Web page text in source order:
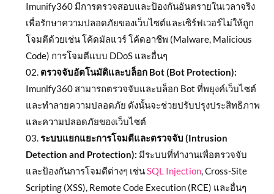
Imunify360 มีการตรวจสอบและป้องกันอันตรายในเวลาจริง
เพื่อรักษาความปลอดภัยของเว็บไซต์และเซิร์ฟเวอร์ไม่ให้ถูก
โจมตีด้วยเช่น โค้ดมัลแวร์ โค้ดอาชีพ (Malware, Malicious
Code) การโจมตีแบบ DDoS และอื่นๆ
ตรวจจับอัตโนมัติและบล็อก Bot (Bot Protection):
Imunify360 สามารถตรวจจับและบล็อก Bot ที่พยุงค์เว็บไซต์
และทำลายความปลอดภัย ดังนั้นจะช่วยปรับปรุงประสิทธิภาพ
และความปลอดภัยของเว็บไซต์
ระบบแยกแยะการโจมตีและตรวจจับ (Intrusion
Detection and Protection): มีระบบที่ทำงานเพื่อตรวจจับ
และป้องกันการโจมตีต่างๆ เช่นSQL Injection, Cross-Site
Scripting (XSS), Remote Code Execution (RCE) และอื่นๆ